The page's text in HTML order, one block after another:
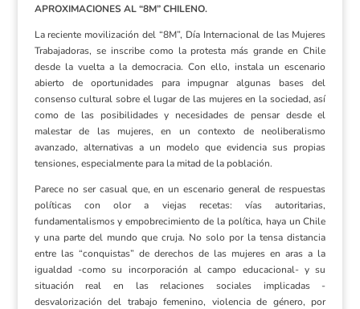
APROXIMACIONES AL “8M” CHILENO.
La reciente movilización del “8M”, Día Internacional de las Mujeres
Trabajadoras, se inscribe como la protesta más grande en Chile
desde la vuelta a la democracia. Con ello, instala un escenario
abierto de oportunidades para impugnar algunas bases del
consenso cultural sobre el lugar de las mujeres en la sociedad, así
como de las posibilidades y necesidades de pensar desde el
malestar de las mujeres, en un contexto de neoliberalismo
avanzado, alternativas a un modelo que evidencia sus propias
tensiones, especialmente para la mitad de la población.
Parece no ser casual que, en un escenario general de respuestas
políticas con olor a viejas recetas: vías autoritarias,
fundamentalismos y empobrecimiento de la política, haya un Chile
y una parte del mundo que cruja. No solo por la tensa distancia
entre las “conquistas” de derechos de las mujeres en aras a la
igualdad -como su incorporación al campo educacional- y su
situación real en las relaciones sociales implicadas -
desvalorización del trabajo femenino, violencia de género, por